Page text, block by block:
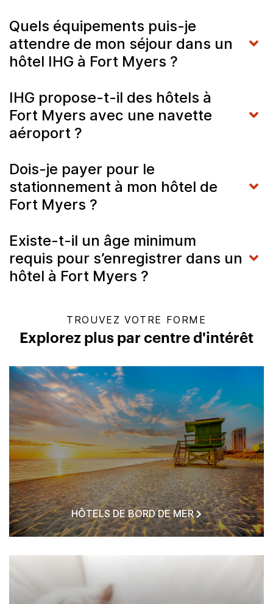
Quels équipements puis-je
attendre de mon séjour dans un
hôtel IHG à Fort Myers ?
IHG propose-t-il des hôtels à
Fort Myers avec une navette
aéroport ?
Dois-je payer pour le
stationnement à mon hôtel de
Fort Myers ?
Existe-t-il un âge minimum
requis pour s’enregistrer dans un
hôtel à Fort Myers ?
TROUVEZ VOTRE FORME
Explorez plus par centre d'intérêt
HÔTELS DE BORD DE MER